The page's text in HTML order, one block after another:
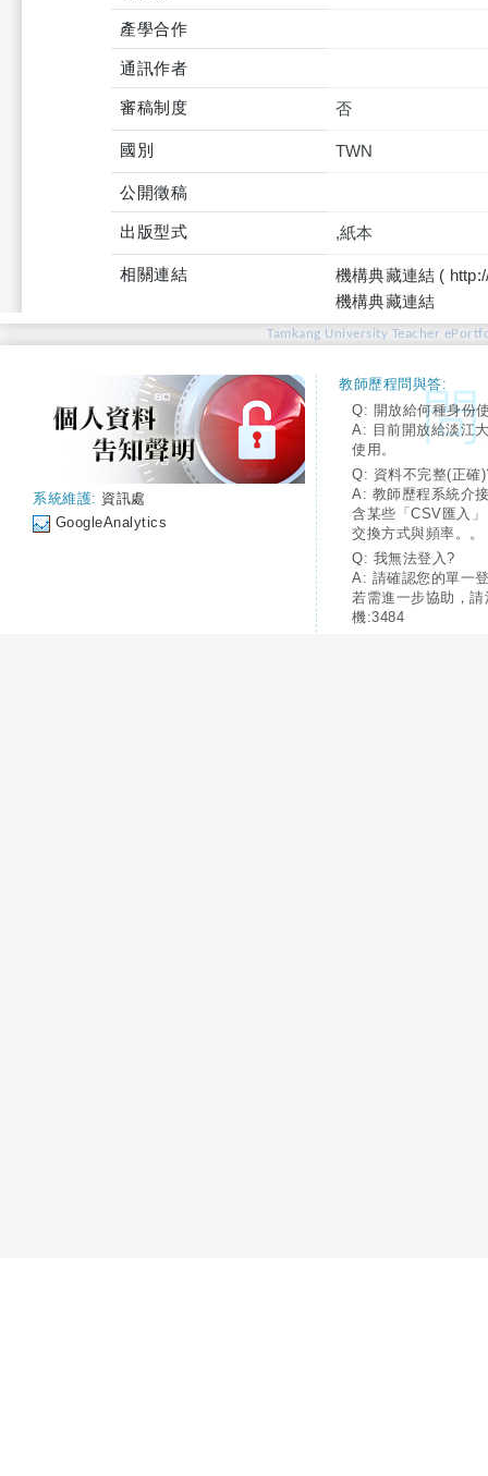
產學合作
通訊作者
審稿制度 否
國別 TWN
公開徵稿
出版型式 ,紙本
相關連結
機構典藏連結 (
機構典藏連結
Tamkang University Teacher
系統維護: 資訊處
GoogleAnalytics
教師歷程問與答:
Q: 開放給何種身份
A: 目前開放給淡江
使用。
Q: 資料不完整(正確
A: 教師歷程系統介
含某些「CSV匯入
交換方式與頻率。。
Q: 我無法登入?
A: 請確認您的單一
若需進一步協助，
機:3484